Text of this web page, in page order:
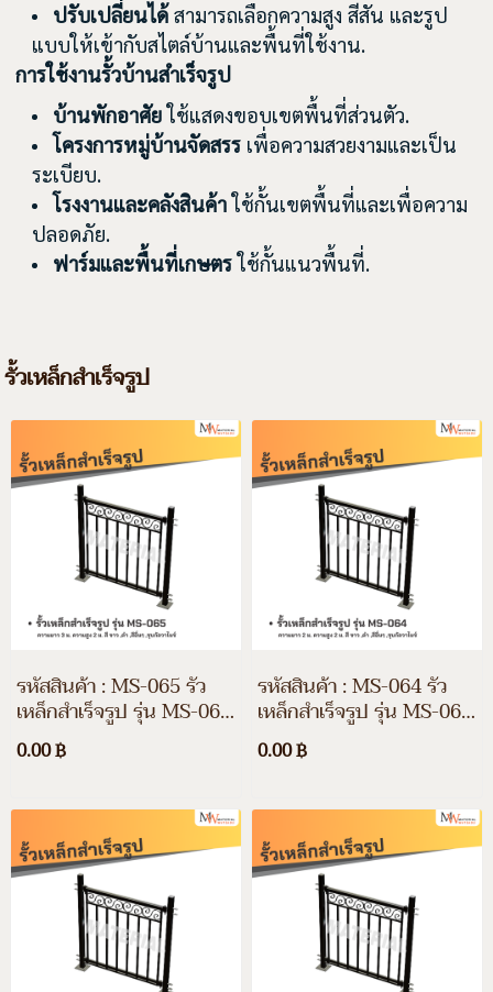
ปรับเปลี่ยนได้สามารถเลือกความสูง สีสัน และรูป
แบบให้เข้ากับสไตล์บ้านและพื้นที่ใช้งาน.
การใช้งานรั้วบ้านสำเร็จรูป
บ้านพักอาศัยใช้แสดงขอบเขตพื้นที่ส่วนตัว.
โครงการหมู่บ้านจัดสรร เพื่อความสวยงามและเป็น
ระเบียบ.
โรงงานและคลังสินค้าใช้กั้นเขตพื้นที่และเพื่อความ
ปลอดภัย.
ฟาร์มและพื้นที่เกษตรใช้กั้นแนวพื้นที่.
รั้วเหล็กสำเร็จรูป
รหัสสินค้า : MS-065 รั้ว
เหล็กสำเร็จรูป รุ่น MS-065
ความยาว 3 ม. ความสูง 2
ม. สี ขาว, ดำ, สีอื่นๆ และชุ
0.00 ฿
รหัสสินค้า : MS-064 รั้ว
เหล็กสำเร็จรูป รุ่น MS-064
ความยาว 2 ม. ความสูง 2
ม. สี ขาว, ดำ, สีอื่นๆ และชุ
0.00 ฿